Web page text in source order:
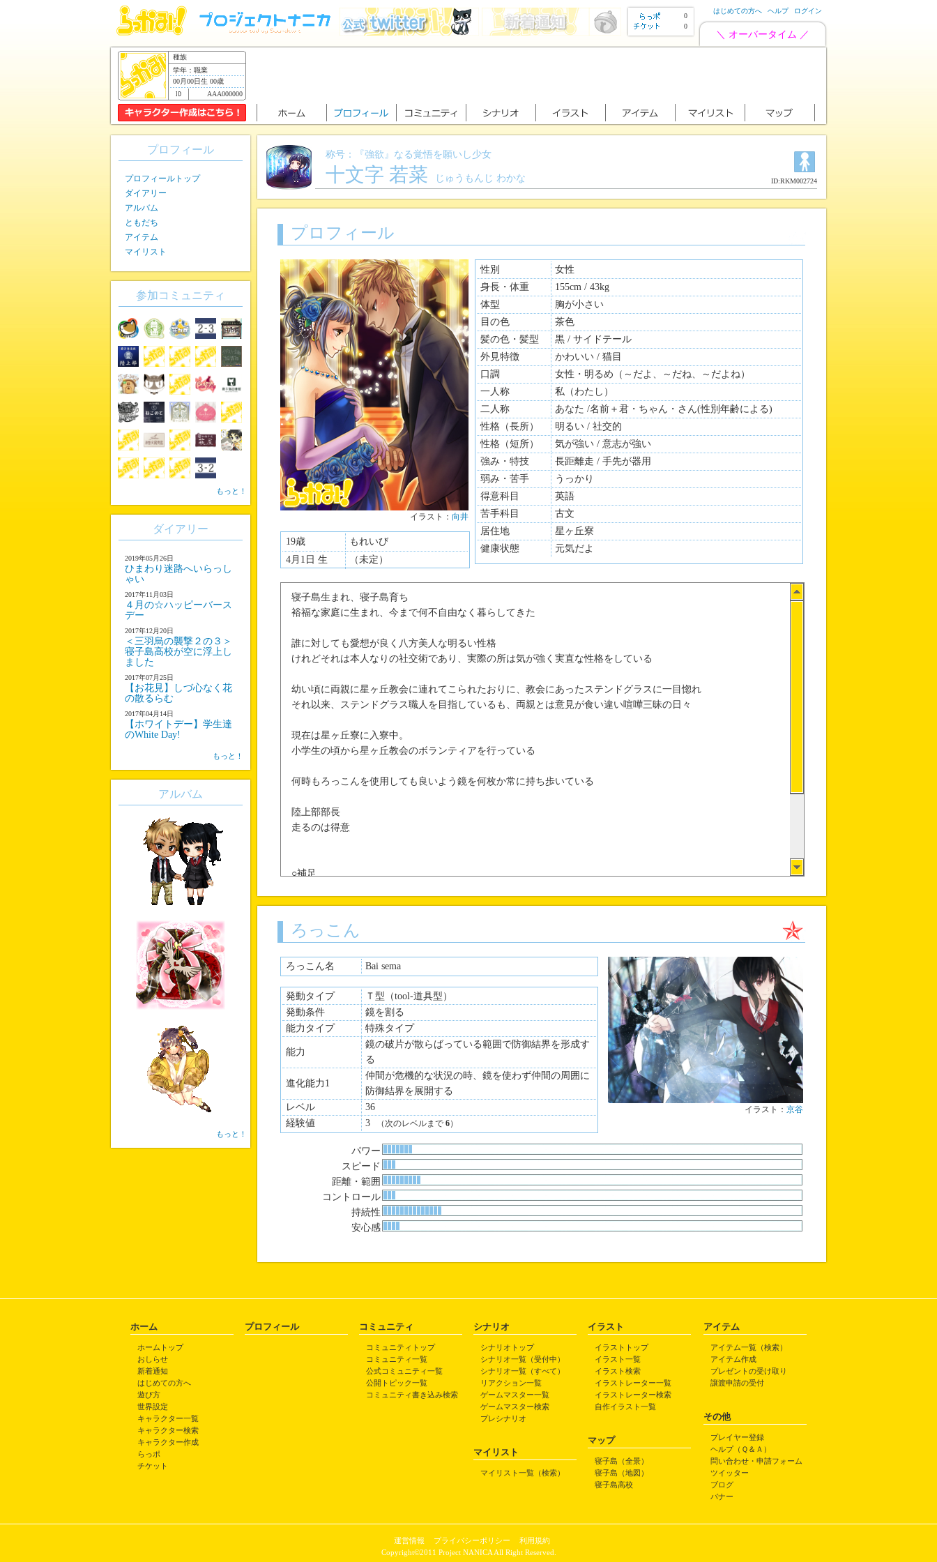
0
0
はじめての方へ ヘルプ ログイン
＼ オーバータイム ／
種族
学年：職業
00月00日生 00歳
AAA000000
称号：『強欲』なる覚悟を願いし少女
十文字 若菜 じゅうもんじ わかな ID:RKM002724
プロフィール
イラスト： 向井 イラスト：
19歳
もれいび
4月1日 生
（未定）
性別
女性
身長・体重
155cm / 43kg
体型
胸が小さい
目の色
茶色
髪の色・髪型
黒 / サイドテール
外見特徴
かわいい / 猫目
口調
女性・明るめ（～だよ、～だね、～だよね）
一人称
私（わたし）
二人称
あなた /名前＋君・ちゃん・さん(性別年齢による)
性格（長所）
明るい / 社交的
性格（短所）
気が強い / 意志が強い
強み・特技
長距離走 / 手先が器用
弱み・苦手
うっかり
得意科目
英語
苦手科目
古文
居住地
星ヶ丘寮
健康状態
元気だよ
寝子島生まれ、寝子島育ち
裕福な家庭に生まれ、今まで何不自由なく暮らしてきた
誰に対しても愛想が良く八方美人な明るい性格
けれどそれは本人なりの社交術であり、実際の所は気が強く実直な性格をしている
幼い頃に両親に星ヶ丘教会に連れてこられたおりに、教会にあったステンドグラスに一目惚れ
それ以来、ステンドグラス職人を目指しているも、両親とは意見が食い違い喧嘩三昧の日々
現在は星ヶ丘寮に入寮中。
小学生の頃から星ヶ丘教会のボランティアを行っている
何時もろっこんを使用しても良いよう鏡を何枚か常に持ち歩いている
陸上部部長
走るのは得意
○補足
簡単な応急手当は可
ろっこん
ろっこん名 Bai sema
発動タイプ
Ｔ型（tool-道具型）
発動条件
鏡を割る
能力タイプ
特殊タイプ
能力
鏡の破片が散らばっている範囲で防御結界を形成す
る
進化能力1
仲間が危機的な状況の時、鏡を使わず仲間の周囲に
防御結界を展開する
レベル
36
経験値
3 （次のレベルまで 6）
イラスト： 京谷
パワー
スピード
距離・範囲
コントロール
持続性
安心感
プロフィール
プロフィールトップ
ダイアリー
アルバム
ともだち
アイテム
マイリスト
参加コミュニティ
もっと！
ダイアリー
2019年05月26日
ひまわり迷路へいらっし
ゃい
2017年11月03日
４月の☆ハッピーバース
デー
2017年12月20日
＜三羽烏の襲撃２の３＞
寝子島高校が空に浮上し
ました
2017年07月25日
【お花見】しづ心なく花
の散るらむ
2017年04月14日
【ホワイトデー】学生達
のWhite Day!
もっと！
アルバム
もっと！
ホーム
ホームトップ
おしらせ
新着通知
はじめての方へ
遊び方
世界設定
キャラクター一覧
キャラクター検索
キャラクター作成
らっポ
チケット
プロフィール コミュニティ
コミュニティトップ
コミュニティ一覧
公式コミュニティ一覧
公開トピック一覧
コミュニティ書き込み検索
シナリオ
シナリオトップ
シナリオ一覧（受付中）
シナリオ一覧（すべて）
リアクション一覧
ゲームマスター一覧
ゲームマスター検索
プレシナリオ
マイリスト
マイリスト一覧（検索）
イラスト
イラストトップ
イラスト一覧
イラスト検索
イラストレーター一覧
イラストレーター検索
自作イラスト一覧
マップ
寝子島（全景）
寝子島（地図）
寝子島高校
アイテム
アイテム一覧（検索）
アイテム作成
プレゼントの受け取り
譲渡申請の受付
その他
プレイヤー登録
ヘルプ（Ｑ＆Ａ）
問い合わせ・申請フォーム
ツイッター
ブログ
バナー
運営情報 プライバシーポリシー
利用規約
Copyright©2011 Project NANICA All Right Reserved.